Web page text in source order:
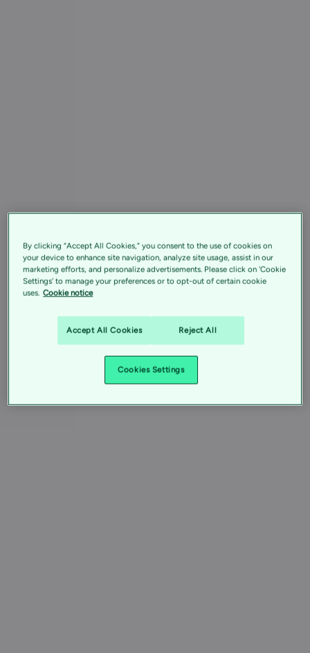
By clicking “Accept All Cookies,” you consent to the use of cookies on
your device to enhance site navigation, analyze site usage, assist in our
marketing efforts, and personalize advertisements. Please click on 'Cookie
Settings' to manage your preferences or to opt-out of certain cookie
uses. Cookie notice
Accept All Cookies Reject All
Cookies Settings